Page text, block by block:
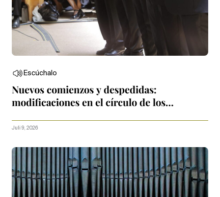
Escúchalo
Nuevos comienzos y despedidas:
modificaciones en el círculo de los
Juli 9, 2026